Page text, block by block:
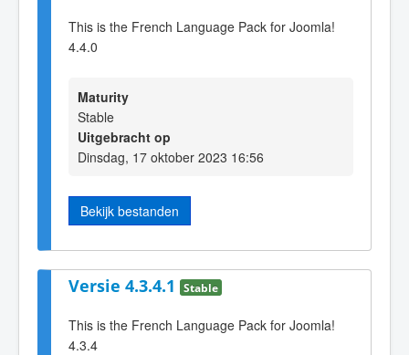
This is the French Language Pack for Joomla!
4.4.0
Maturity
Stable
Uitgebracht op
Dinsdag, 17 oktober 2023 16:56
Bekijk bestanden
Versie 4.3.4.1 Stable
This is the French Language Pack for Joomla!
4.3.4